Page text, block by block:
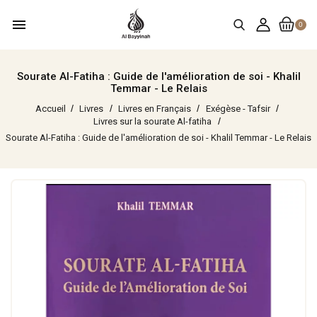
0
menu
Sourate Al-Fatiha : Guide de l'amélioration de soi - Khalil
Temmar - Le Relais
Accueil Livres Livres en Français
Exégèse - Tafsir
Livres sur la sourate Al-fatiha
Sourate Al-Fatiha : Guide de l'amélioration de soi - Khalil Temmar - Le Relais